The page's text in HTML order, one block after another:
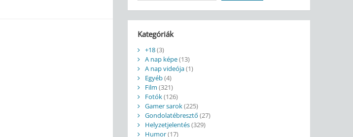
Kategóriák
+18(3)
A nap képe(13)
A nap videója(1)
Egyéb(4)
Film (321)
Fotók(126)
Gamer sarok(225)
Gondolatébresztő (27)
Helyzetjelentés(329)
Humor(17)